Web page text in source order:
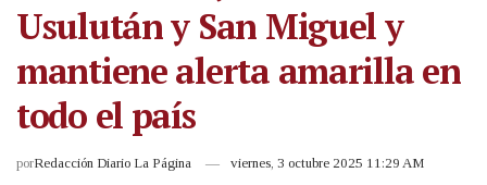
Usulután y San Miguel y
mantiene alerta amarilla en
todo el país
porRedacción Diario La Página viernes, 3 octubre 2025 11:29 AM